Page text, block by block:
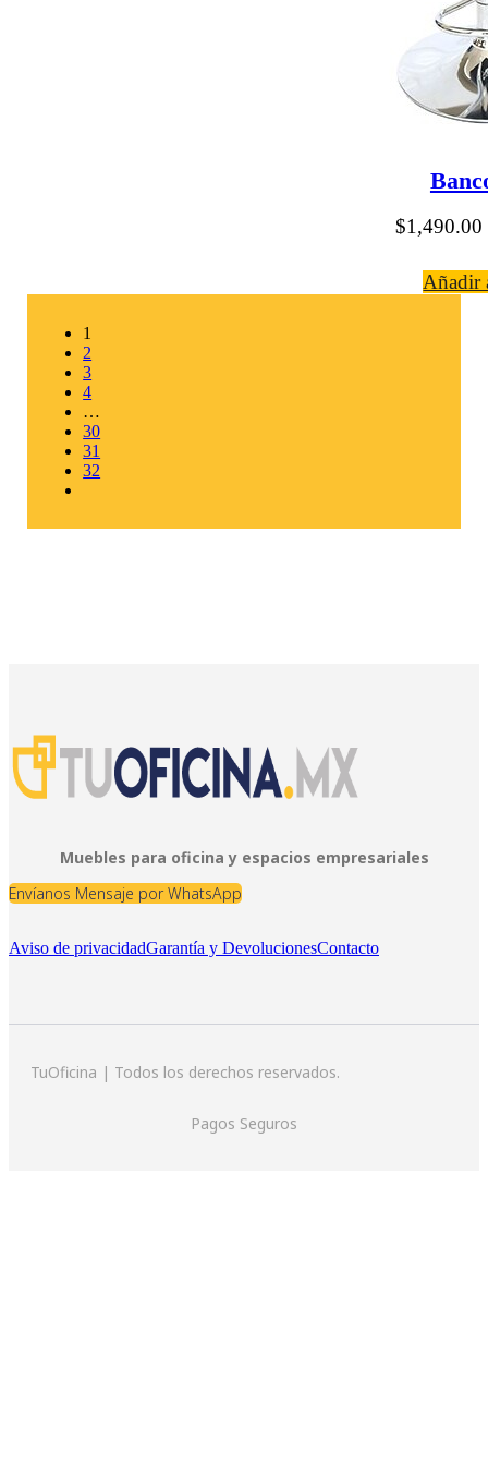
$1,490.00
Añadir
1
2
3
4
…
30
31
32
Muebles para oficina y espacios empresariales
Envíanos Mensaje por WhatsApp
Aviso de privacidadGarantía y DevolucionesContacto
TuOficina | Todos los derechos reservados.
Pagos Seguros